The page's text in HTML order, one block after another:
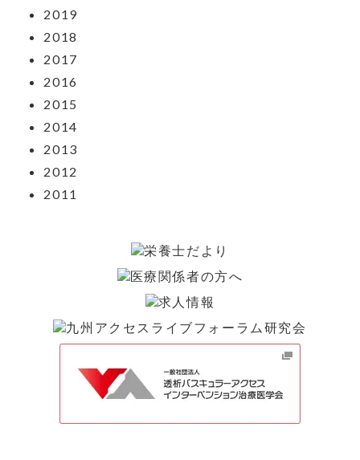
2019
2018
2017
2016
2015
2014
2013
2012
2011